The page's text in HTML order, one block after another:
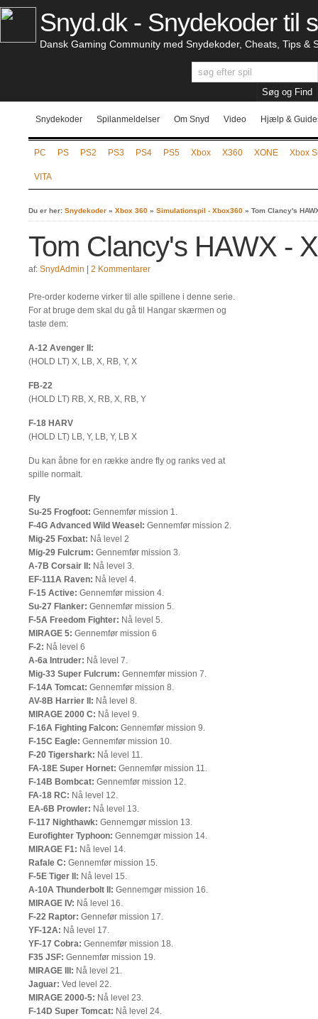
Snyd.dk - Snydekoder til
Dansk Gaming Community med Snydekoder, Cheats, Tips &
Snydekoder Spilanmeldelser Om Snyd Video Hjælp &
PC PS PS2 PS3 PS4 PS5 Xbox X360 XONE Xbox
VITA
Du er her: Snydekoder » Xbox 360 » Simulationspil - Xbox360 » Tom Clancy's
Tom Clancy's HAWX -
af: SnydAdmin 2 Kommentarer
Pre-order koderne virker til alle spillene i denne serie.
For at bruge dem skal du gå til Hangar skærmen og
taste dem:
A-12 Avenger II:
(HOLD LT) X, LB, X, RB, Y, X
FB-22
(HOLD LT) RB, X, RB, X, RB, Y
F-18 HARV
(HOLD LT) LB, Y, LB, Y, LB X
Du kan åbne for en række andre fly og ranks ved at
spille normalt.
Fly
Su-25 Frogfoot: Gennemfør mission 1.
F-4G Advanced Wild Weasel: Gennemfør mission 2.
Mig-25 Foxbat: Nå level 2
Mig-29 Fulcrum: Gennemfør mission 3.
A-7B Corsair II: Nå level 3.
EF-111A Raven: Nå level 4.
F-15 Active: Gennemfør mission 4.
Su-27 Flanker: Gennemfør mission 5.
F-5A Freedom Fighter: Nå level 5.
MIRAGE 5: Gennemfør mission 6
F-2: Nå level 6
A-6a Intruder: Nå level 7.
Mig-33 Super Fulcrum: Gennemfør mission 7.
F-14A Tomcat: Gennemfør mission 8.
AV-8B Harrier II: Nå level 8.
MIRAGE 2000 C: Nå level 9.
F-16A Fighting Falcon: Gennemfør mission 9.
F-15C Eagle: Gennemfør mission 10.
F-20 Tigershark: Nå level 11.
FA-18E Super Hornet: Gennemfør mission 11.
F-14B Bombcat: Gennemfør mission 12.
FA-18 RC: Nå level 12.
EA-6B Prowler: Nå level 13.
F-117 Nighthawk: Gennemgør mission 13.
Eurofighter Typhoon: Gennemgør mission 14.
MIRAGE F1: Nå level 14.
Rafale C: Gennemfør mission 15.
F-5E Tiger II: Nå level 15.
A-10A Thunderbolt II: Gennemgør mission 16.
MIRAGE IV: Nå level 16.
F-22 Raptor: Gennefør mission 17.
YF-12A: Nå level 17.
YF-17 Cobra: Gennemfør mission 18.
F35 JSF: Gennemfør mission 19.
MIRAGE III: Nå level 21.
Jaguar: Ved level 22.
MIRAGE 2000-5: Nå level 23.
F-14D Super Tomcat: Nå level 24.